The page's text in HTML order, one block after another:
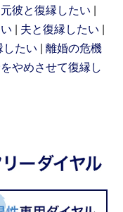
彼と復縁したい
夫と復縁したい
したい
離婚の危機
やめさせて復縁し